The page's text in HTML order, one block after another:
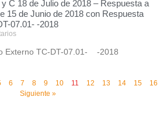
C 18 de Julio de 2018 – Respuesta a
15 de Junio de 2018 con Respuesta
07.01- -2018
Externo TC-DT-07.01- -2018
6 7 8 9 10 11 12 13 14 15
16
Siguiente »